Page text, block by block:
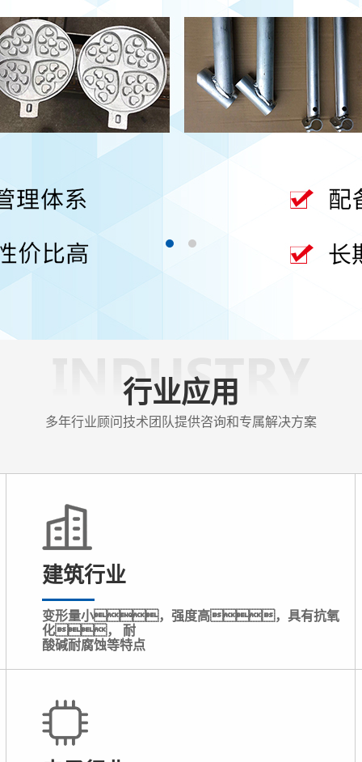
草在线播
热处理厂
功能好，高温强度高
化、抗热震功能
查看更多 >
行业应用
多年行业顾问技术团队提供咨询和专属解决方案
建筑行业
变形量小，强度高，具有抗氧
化， 耐
酸碱耐腐蚀等特点